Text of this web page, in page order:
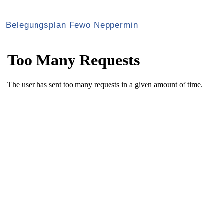
Belegungsplan Fewo Neppermin